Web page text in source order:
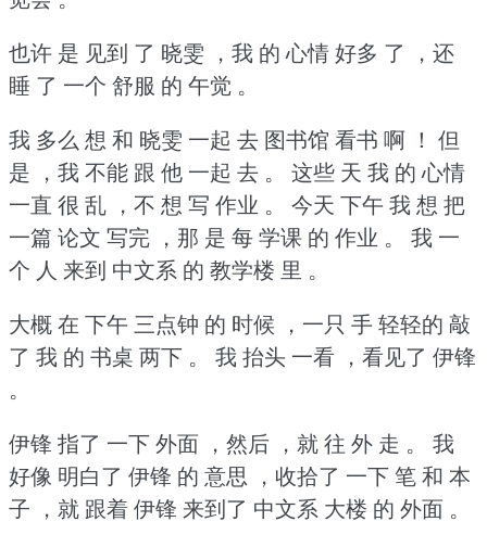
也许 是 见到 了 晓雯 ，我 的 心情 好多 了 ，还
睡 了 一个 舒服 的 午觉 。
我 多么 想 和 晓雯 一起 去 图书馆 看书 啊 ！ 但
是 ，我 不能 跟 他 一起 去 。
这些 天 我 的 心情
一直 很 乱 ，不 想 写 作业 。
今天 下午 我 想 把
一篇 论文 写完 ，那 是 每 学课 的 作业 。
我 一
个 人 来到 中文系 的 教学楼 里 。
大概 在 下午 三点钟 的 时候 ，一只 手 轻轻的 敲
了 我 的 书桌 两下 。
我 抬头 一看 ，看见了 伊锋
。
伊锋 指了 一下 外面 ，然后 ，就 往 外 走 。
我
好像 明白了 伊锋 的 意思 ，收拾了 一下 笔 和 本
子 ，就 跟着 伊锋 来到了 中文系 大楼 的 外面 。